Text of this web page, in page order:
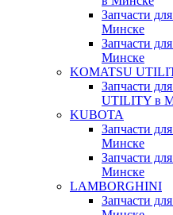
Запчасти
Минске
Запчасти
Минске
KOMATSU
Запчасти
UTILITY в
KUBOTA
Запчасти
Минске
Запчасти
Минске
LAMBORGHINI
Запчасти